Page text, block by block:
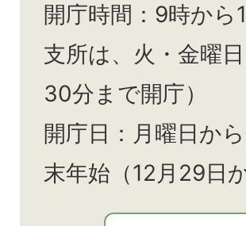
開庁時間：9時から
支所は、火・金曜
30分まで開庁）
開庁日：月曜日か
末年始（12月29日